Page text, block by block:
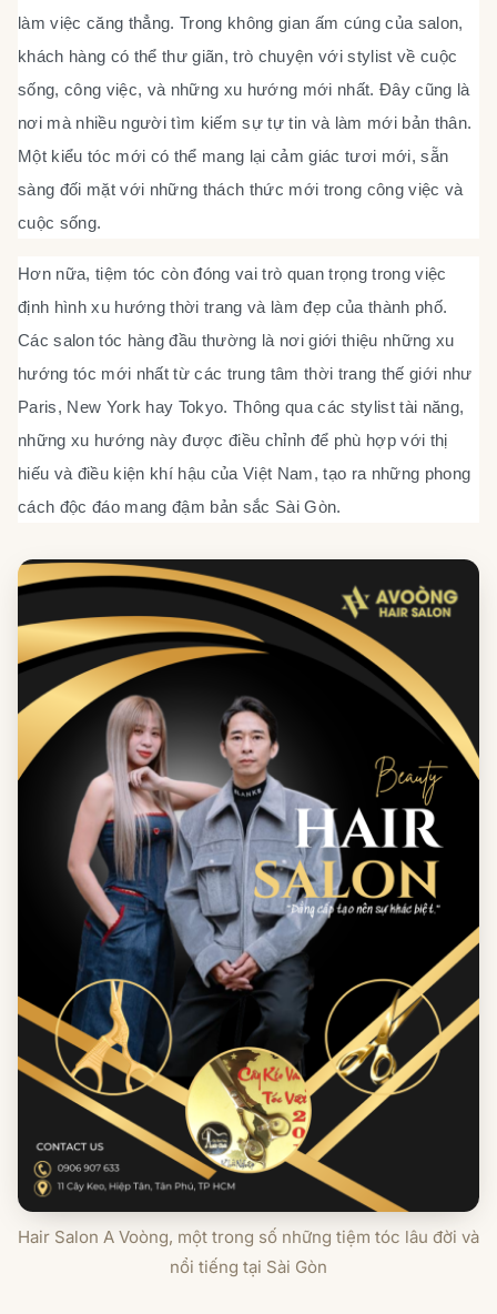
làm việc căng thẳng. Trong không gian ấm cúng của salon,
khách hàng có thể thư giãn, trò chuyện với stylist về cuộc
sống, công việc, và những xu hướng mới nhất. Đây cũng là
nơi mà nhiều người tìm kiếm sự tự tin và làm mới bản thân.
Một kiểu tóc mới có thể mang lại cảm giác tươi mới, sẵn
sàng đối mặt với những thách thức mới trong công việc và
cuộc sống.
Hơn nữa, tiệm tóc còn đóng vai trò quan trọng trong việc
định hình xu hướng thời trang và làm đẹp của thành phố.
Các salon tóc hàng đầu thường là nơi giới thiệu những xu
hướng tóc mới nhất từ các trung tâm thời trang thế giới như
Paris, New York hay Tokyo. Thông qua các stylist tài năng,
những xu hướng này được điều chỉnh để phù hợp với thị
hiếu và điều kiện khí hậu của Việt Nam, tạo ra những phong
cách độc đáo mang đậm bản sắc Sài Gòn.
Hair Salon A Voòng, một trong số những tiệm tóc lâu đời và
nổi tiếng tại Sài Gòn